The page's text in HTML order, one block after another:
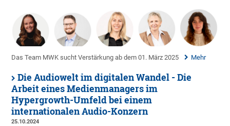
Das Team MWK sucht Verstärkung ab dem 01. März 2025 Mehr
Die Audiowelt im digitalen Wandel - Die
Arbeit eines Medienmanagers im
Hypergrowth-Umfeld bei einem
internationalen Audio-Konzern
25.10.2024